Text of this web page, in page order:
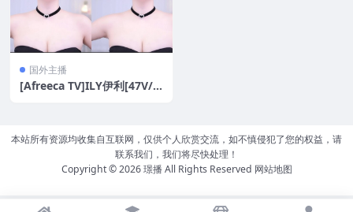
国外主播
[Afreeca TV]ILY伊利[47V/1
本站所有资源均收集自互联网，仅供个人欣赏交流，如不慎侵犯了您的权益，请
联系我们，我们将尽快处理！
Copyright © 2026璟播All Rights Reserved 网站地图